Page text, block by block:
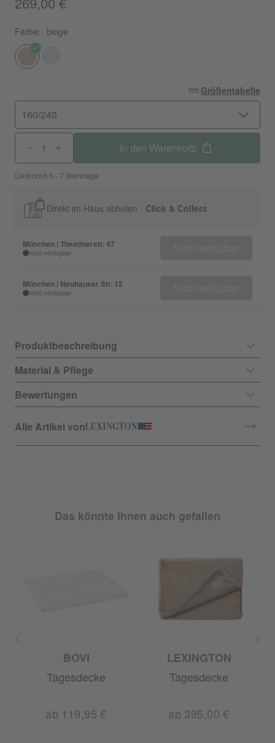
Farbe: beige
Größentabelle
160/240
In den Warenkorb
Lieferzeit 5 - 7 Werktage
Direkt im Haus abholen - Click & Collect
München | Theatinerstr. 47
nicht verfügbar
München | Neuhauser Str. 12
nicht verfügbar
Produktbeschreibung
Material & Pflege
Bewertungen
Alle Artikel von
Das könnte Ihnen auch gefallen
BOVI
Tagesdecke
ab 119,95 €
LEXINGTON
Tagesdecke
ab 395,00 €